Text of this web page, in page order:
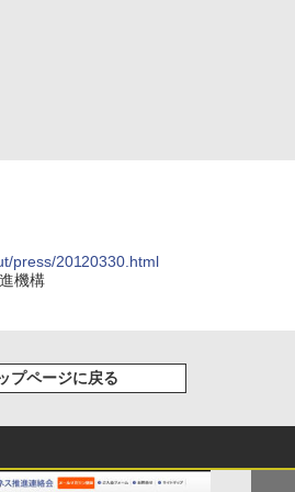
press/20120330.html
機構
プページに戻る